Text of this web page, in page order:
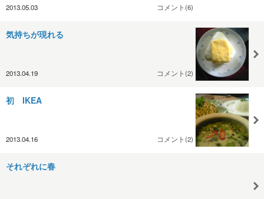
2013.05.03 コメント(6)
気持ちが現れる
2013.04.19 コメント(2)
初 IKEA
2013.04.16 コメント(2)
それぞれに春